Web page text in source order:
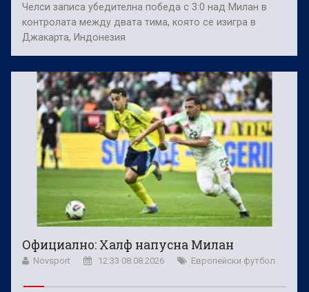
Челси записа убедителна победа с 3:0 над Милан в
контролата между двата тима, която се изигра в
Джакарта, Индонезия
Официално: Халф напусна Милан
Novsport 12:33 08.08.2026 Европейски футбол